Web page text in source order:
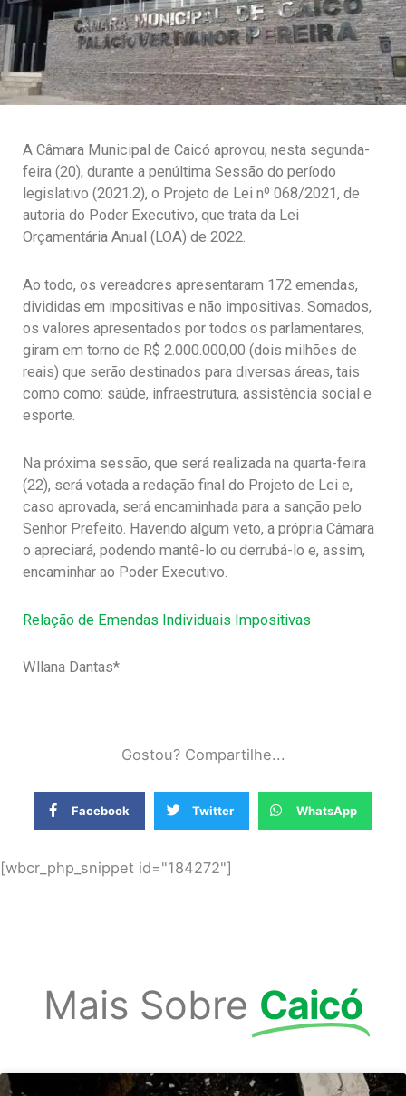
A Câmara Municipal de Caicó aprovou, nesta segunda-
feira (20), durante a penúltima Sessão do período
legislativo (2021.2), o Projeto de Lei nº 068/2021, de
autoria do Poder Executivo, que trata da Lei
Orçamentária Anual (LOA) de 2022.
Ao todo, os vereadores apresentaram 172 emendas,
divididas em impositivas e não impositivas. Somados,
os valores apresentados por todos os parlamentares,
giram em torno de R$ 2.000.000,00 (dois milhões de
reais) que serão destinados para diversas áreas, tais
como como: saúde, infraestrutura, assistência social e
esporte.
Na próxima sessão, que será realizada na quarta-feira
(22), será votada a redação final do Projeto de Lei e,
caso aprovada, será encaminhada para a sanção pelo
Senhor Prefeito. Havendo algum veto, a própria Câmara
o apreciará, podendo mantê-lo ou derrubá-lo e, assim,
encaminhar ao Poder Executivo.
Relação de Emendas Individuais Impositivas
Wllana Dantas*
Gostou? Compartilhe...
Facebook Twitter WhatsApp
[wbcr_php_snippet id="184272"]
Mais Sobre Caicó